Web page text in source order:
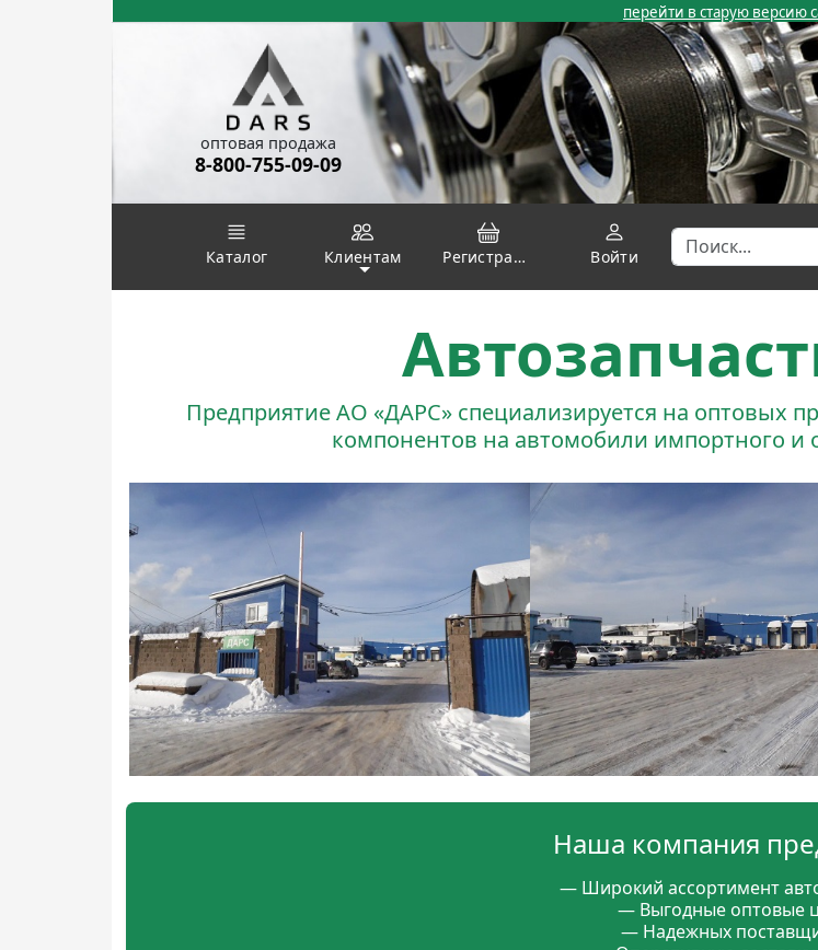
перейти в старую версию
оптовая продажа
8-800-755-09-09
Каталог Клиентам Регистрация Войти
Предприятие АО «ДАРС» специализируется на оптовых
компонентов на автомобили импортного и
Наша компания
— Широкий ассортимент
— Выгодные оптовые
— Надежных